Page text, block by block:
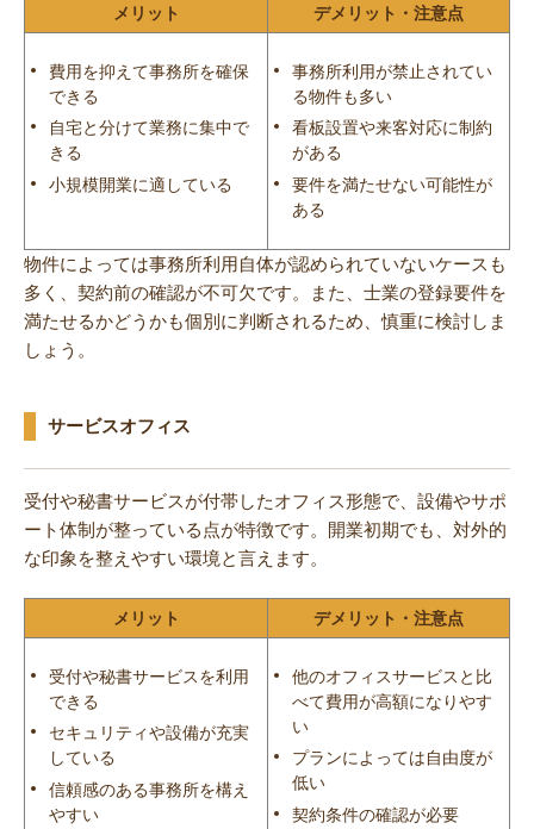
メリット デメリット・注意点
費用を抑えて事務所を確保
できる
自宅と分けて業務に集中で
きる
小規模開業に適している
事務所利用が禁止されてい
る物件も多い
看板設置や来客対応に制約
がある
要件を満たせない可能性が
ある
物件によっては事務所利用自体が認められていないケースも
多く、契約前の確認が不可欠です。また、士業の登録要件を
満たせるかどうかも個別に判断されるため、慎重に検討しま
しょう。
サービスオフィス
受付や秘書サービスが付帯したオフィス形態で、設備やサポ
ート体制が整っている点が特徴です。開業初期でも、対外的
な印象を整えやすい環境と言えます。
メリット デメリット・注意点
受付や秘書サービスを利用
できる
セキュリティや設備が充実
している
信頼感のある事務所を構え
やすい
他のオフィスサービスと比
べて費用が高額になりやす
い
プランによっては自由度が
低い
契約条件の確認が必要